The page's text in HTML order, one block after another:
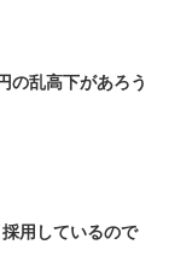
の乱高下があろう
用しているので